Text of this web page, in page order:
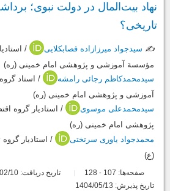
نهاد بیت‌المال در دولت نبوی؛
تاریخی؟
✍️ سیدجواد میرزازاده قصابکلایی
/
مؤسسة آموزشی و پژوهشی امام خمینی (ره)
سیدمحمدکاظم رجائی رامشه
/ استاد
آموزشی و پژوهشی امام خمینی (ره)
سیدمحمدعلی موسوی
/ استادیار گروه
پژوهشی امام خمینی (ره)
محمدجواد یاوری سرتختی
/ استادیار گروه
(ع)
صفحه‌ها: 107
-
تاریخ دریافت: 1404/02/10
تاریخ پذیرش: 1404/05/13